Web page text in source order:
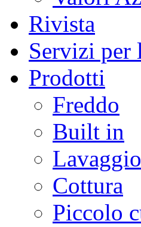
Rivista
Servizi per
Prodotti
Freddo
Built in
Lavaggio
Cottura
Piccolo